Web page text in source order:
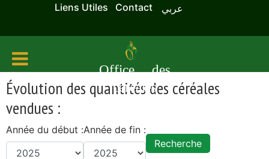
Liens Utiles Contact عربي
Office des
céréales
Évolution des quantités des céréales
vendues :
Année du début :Année de fin :